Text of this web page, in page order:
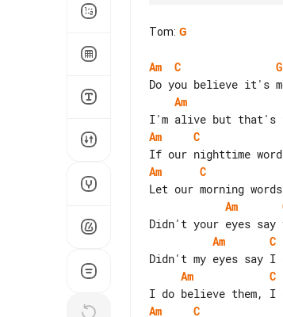
Tom: G
Am C
G
Am
Am
C
Am
C
Am
Am
C
Am
C
Am
C